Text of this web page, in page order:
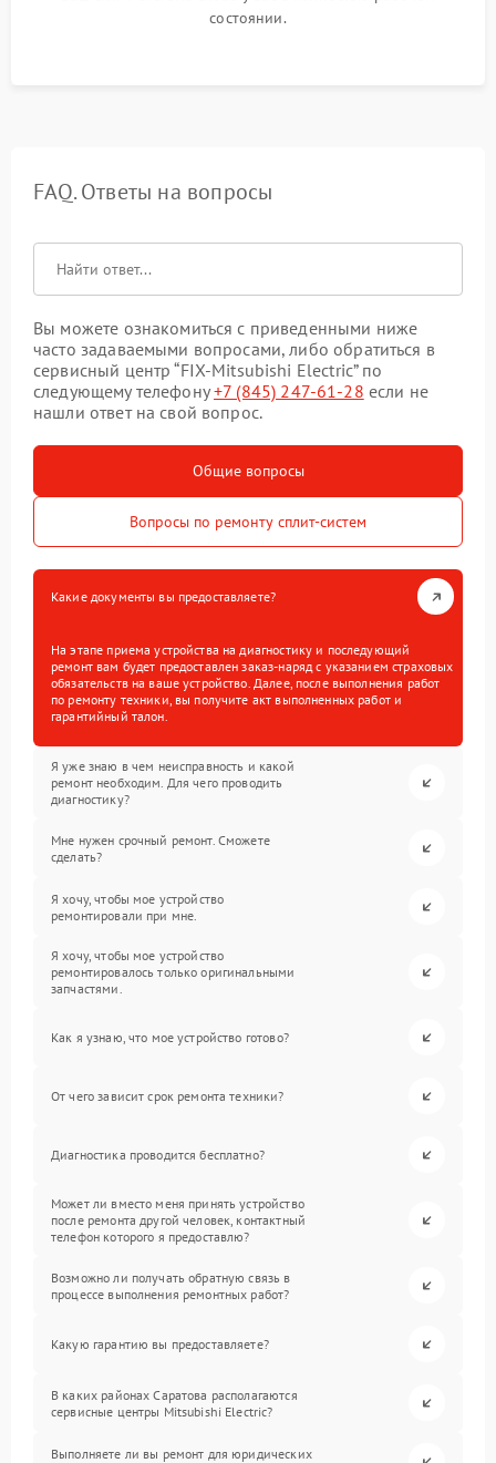
состоянии.
FAQ. Ответы на вопросы
Вы можете ознакомиться с приведенными ниже
часто задаваемыми вопросами, либо обратиться в
сервисный центр “FIX-Mitsubishi Electric” по
следующему телефону+7 (845) 247-61-28 если не
нашли ответ на свой вопрос.
Общие вопросы
Вопросы по ремонту сплит-систем
Какие документы вы предоставляете?
На этапе приема устройства на диагностику и последующий
ремонт вам будет предоставлен заказ-наряд с указанием страховых
обязательств на ваше устройство. Далее, после выполнения работ
по ремонту техники, вы получите акт выполненных работ и
гарантийный талон.
Я уже знаю в чем неисправность и какой
ремонт необходим. Для чего проводить
диагностику?
Мне нужен срочный ремонт. Сможете
сделать?
Я хочу, чтобы мое устройство
ремонтировали при мне.
Я хочу, чтобы мое устройство
ремонтировалось только оригинальными
запчастями.
Как я узнаю, что мое устройство готово?
От чего зависит срок ремонта техники?
Диагностика проводится бесплатно?
Может ли вместо меня принять устройство
после ремонта другой человек, контактный
телефон которого я предоставлю?
Возможно ли получать обратную связь в
процессе выполнения ремонтных работ?
Какую гарантию вы предоставляете?
В каких районах Саратова располагаются
сервисные центры Mitsubishi Electric?
Выполняете ли вы ремонт для юридических